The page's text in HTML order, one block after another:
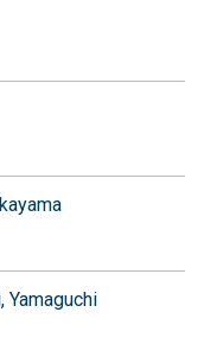
Yamaguchi